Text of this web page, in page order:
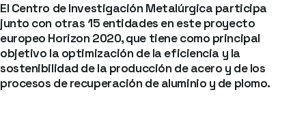
El Centro de Investigación Metalúrgica participa
junto con otras 15 entidades en este proyecto
europeo Horizon 2020, que tiene como principal
objetivo la optimización de la eficiencia y la
sostenibilidad de la producción de acero y de los
procesos de recuperación de aluminio y de plomo.